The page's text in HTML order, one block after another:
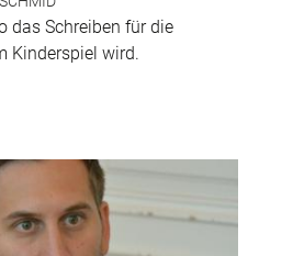
das Schreiben für die
Kinderspiel wird.